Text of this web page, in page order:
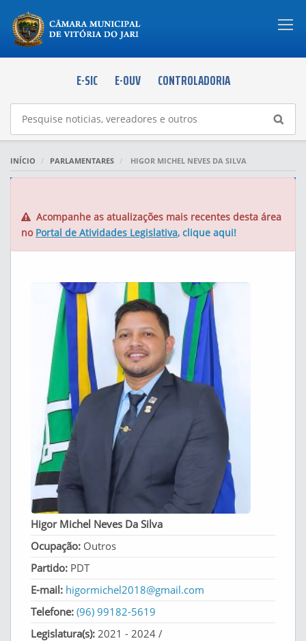
E-SIC E-OUV CONTROLADORIA
INÍCIO PARLAMENTARES HIGOR MICHEL NEVES DA SILVA
Acompanhe as atualizações mais recentes desta área
no Portal de Atividades Legislativa, clique aqui!
Higor Michel Neves Da Silva
Ocupação: Outros
Partido: PDT
E-mail: higormichel2018@gmail.com
Telefone: (96) 99182-5619
Legislatura(s): 2021 - 2024 /